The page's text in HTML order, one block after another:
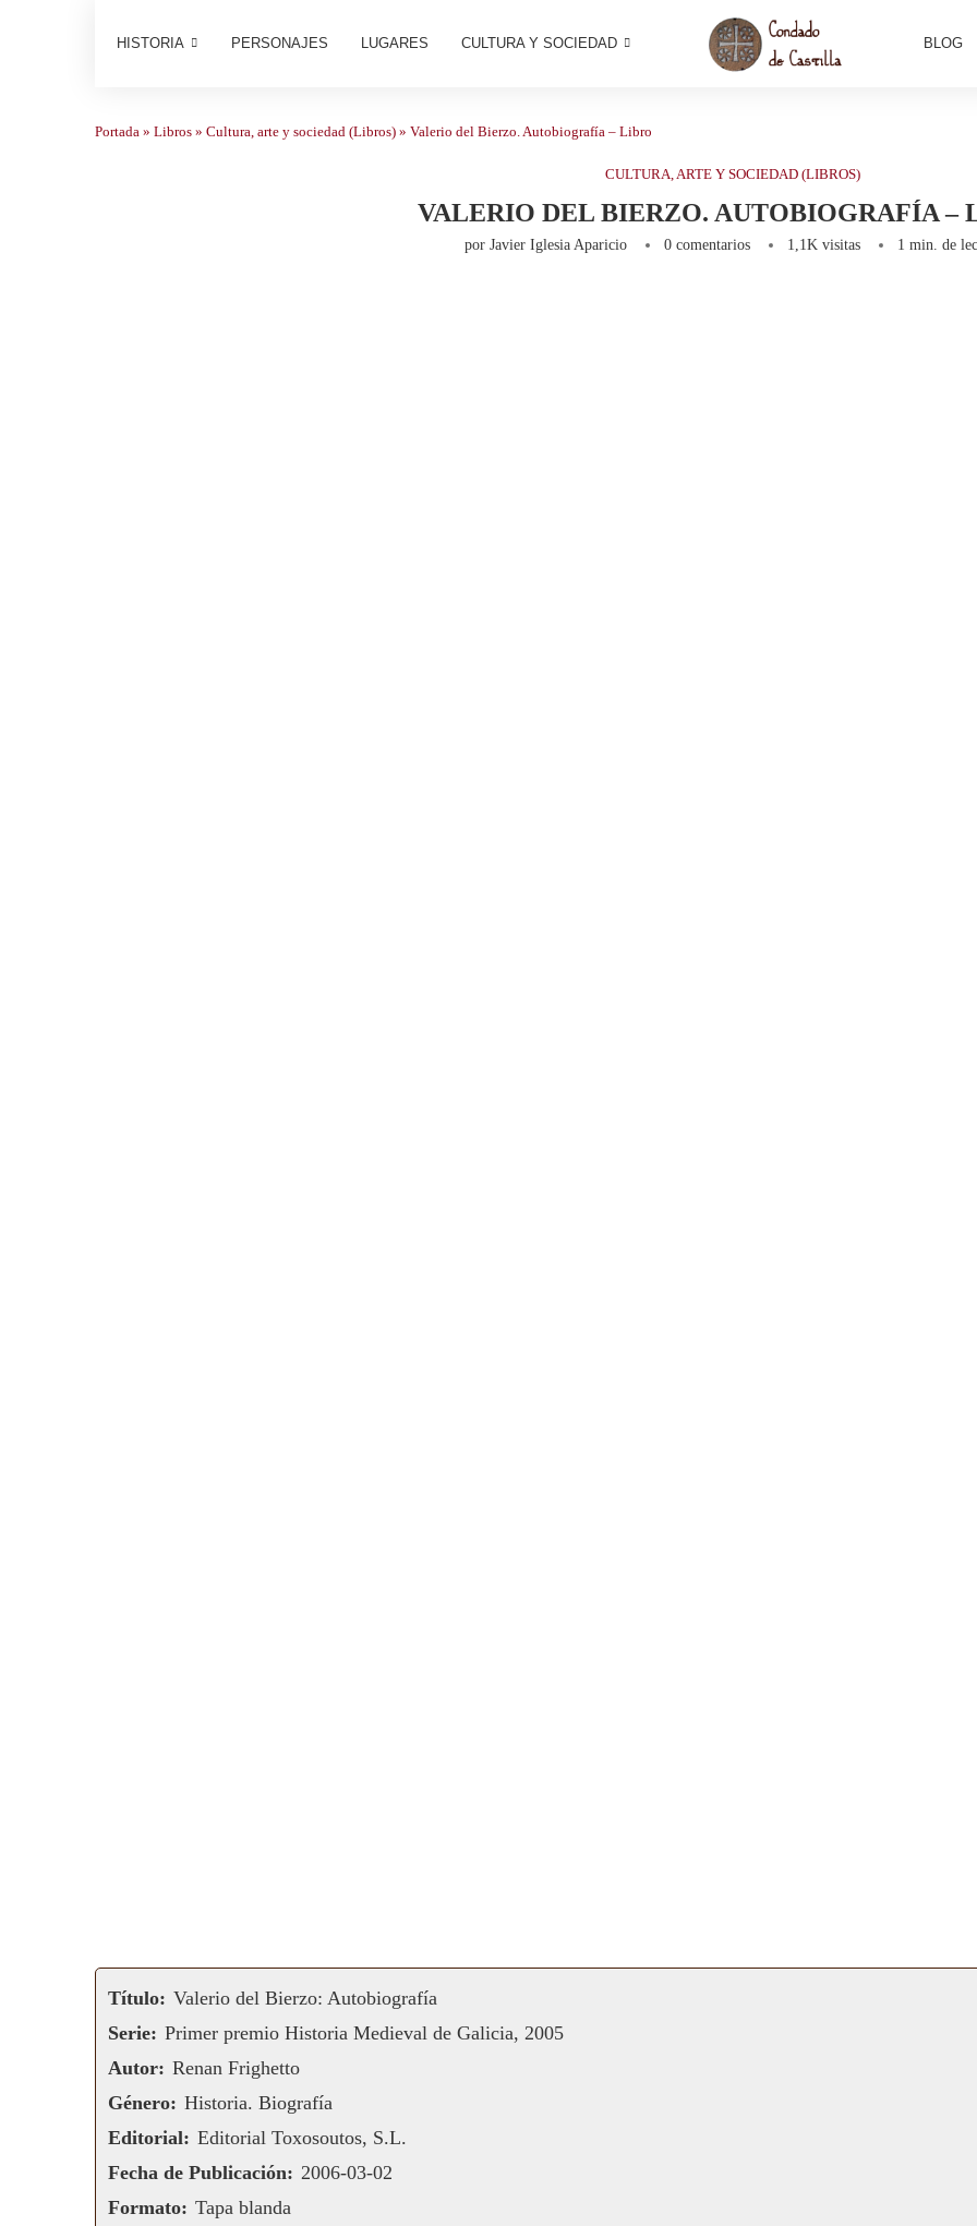
HISTORIA PERSONAJES LUGARES CULTURA Y SOCIEDAD BLOG
Portada » Libros » Cultura, arte y sociedad (Libros) » Valerio del Bierzo. Autobiografía – Libro
CULTURA, ARTE Y SOCIEDAD (LIBROS)
VALERIO DEL BIERZO. AUTOBIOGRAFÍA –
por Javier Iglesia Aparicio 0 comentarios 1,1Kvisitas 1 min. de
Título: Valerio del Bierzo: Autobiografía
Serie: Primer premio Historia Medieval de Galicia, 2005
Autor: Renan Frighetto
Género: Historia. Biografía
Editorial: Editorial Toxosoutos, S.L.
Fecha de Publicación: 2006-03-02
Formato: Tapa blanda